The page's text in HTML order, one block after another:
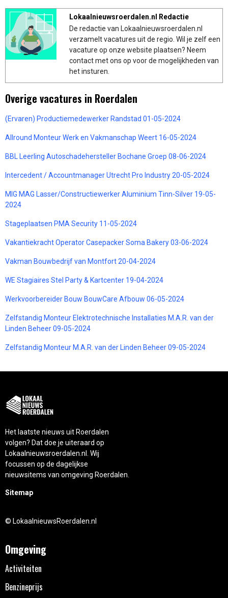
Lokaalnieuwsroerdalen.nl Redactie
De redactie van Lokaalnieuwsroerdalen.nl
verzamelt vacatures uit de regio. Wil je zelf een
vacature op onze website plaatsen? Neem
contact met ons op voor de mogelijkheden van
het insturen.
Overige vacatures in Roerdalen
(Ervaren) Productiemedewerker Randstad 01-05-2024
Allround Monteur Werk en Vakmanschap Weert 16-05-2024
BBL Leerling Autoschadehersteller Bochane Groep 08-06-2024
Intercedent / Accountmanager Utrecht Pro Industry 20-05-2024
MIG MAG Lasser/Constructiewerker Aluminium Tinn-Silver 19-05-
2024
Stageplaatsen PMA Security 11-05-2024
Vakantiekracht Operator Casepacker Soma Bakery 03-06-2024
Vakman Bouwbedrijf van Montfort 20-04-2024
WE Stagiaires Stel Party & Kartcenter 19-04-2024
Werkvoorbereider Bouw BouwCare Afbouw 06-05-2024
Zelfstandig Monteur Elektrotechnische Installaties M.A.R. van der
Linden Beheer 09-05-2024
Zelfstandig Monteur M.A.R. van der Linden Beheer 09-05-2024
Het laatste nieuws uit Roerdalen
volgen? Dat doe je uiteraard op
Lokaalnieuwsroerdalen.nl. Wij
focussen op de dagelijkse
nieuwsitems van omgeving Roerdalen.
Sitemap
© LokaalnieuwsRoerdalen.nl
Omgeving
Activiteiten
Benzineprijs